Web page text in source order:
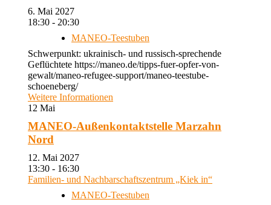
6. Mai 2027
18:30 - 20:30
MANEO-Teestuben
Schwerpunkt: ukrainisch- und russisch-sprechende
Geflüchtete https://maneo.de/tipps-fuer-opfer-von-
gewalt/maneo-refugee-support/maneo-teestube-
schoeneberg/
Weitere Informationen
12 Mai
MANEO-Außenkontaktstelle Marzahn
Nord
12. Mai 2027
13:30 - 16:30
Familien- und Nachbarschaftszentrum „Kiek in“
MANEO-Teestuben